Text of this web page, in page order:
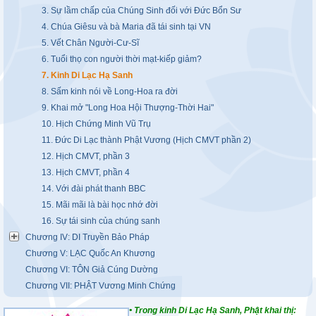
3. Sự lầm chấp của Chúng Sinh đối với Đức Bổn Sư
4. Chúa Giêsu và bà Maria đã tái sinh tại VN
5. Vết Chân Người-Cư-Sĩ
6. Tuổi thọ con người thời mạt-kiếp giảm?
7. Kinh Di Lạc Hạ Sanh
8. Sấm kinh nói về Long-Hoa ra đời
9. Khai mở "Long Hoa Hội Thượng-Thời Hai"
10. Hịch Chứng Minh Vũ Trụ
11. Đức Di Lạc thành Phật Vương (Hịch CMVT phần 2)
12. Hịch CMVT, phần 3
13. Hịch CMVT, phần 4
14. Với đài phát thanh BBC
15. Mãi mãi là bài học nhớ đời
16. Sự tái sinh của chúng sanh
Chương IV: DI Truyền Bảo Pháp
Chương V: LẠC Quốc An Khương
Chương VI: TÔN Giả Cúng Dường
Chương VII: PHẬT Vương Minh Chứng
• Trong kinh Di Lạc Hạ Sanh, Phậtkhaithị: